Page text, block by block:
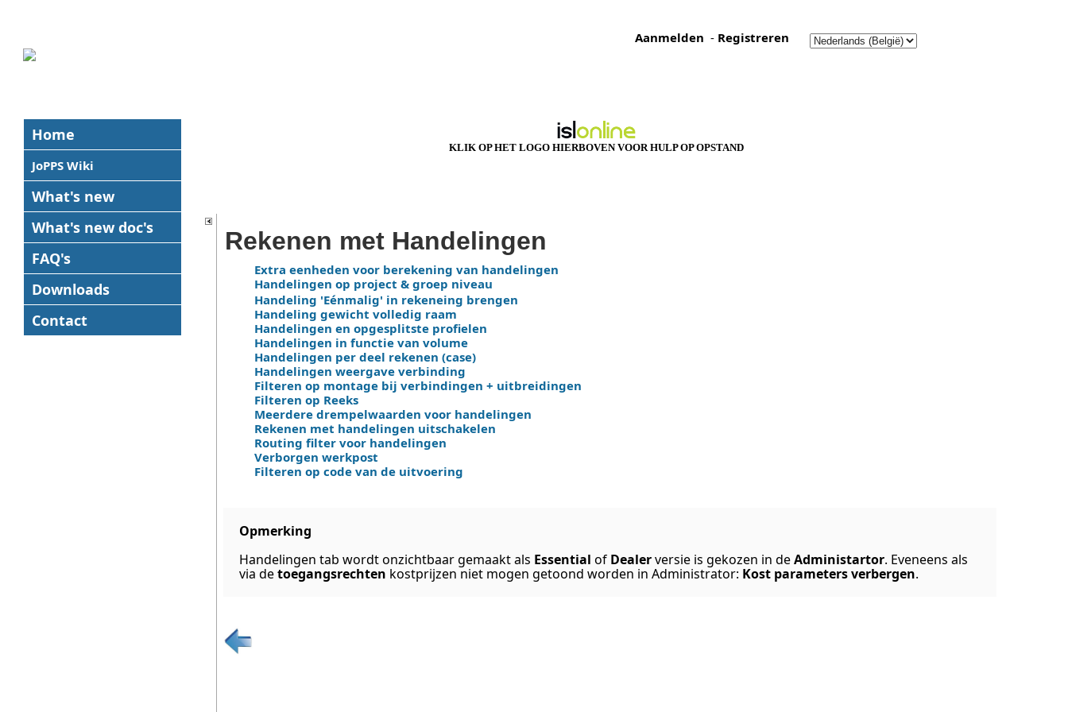
Aanmelden - Registreren
Home
JoPPS Wiki
What's new
What's new doc's
FAQ's
Downloads
Contact
KLIK OP HET LOGO HIERBOVEN VOOR HULP OP OPSTAND
Rekenen met Handelingen
Extra eenheden voor berekening van handelingen
Handelingen op project & groep niveau
Handeling 'Eénmalig' in rekeneing brengen
Handeling gewicht volledig raam
Handelingen en opgesplitste profielen
Handelingen in functie van volume
Handelingen per deel rekenen (case)
Handelingen weergave verbinding
Filteren op montage bij verbindingen + uitbreidingen
Filteren op Reeks
Meerdere drempelwaarden voor handelingen
Rekenen met handelingen uitschakelen
Routing filter voor handelingen
Verborgen werkpost
Filteren op code van de uitvoering
Opmerking
Handelingen tab wordt onzichtbaar gemaakt als Essential of Dealerversie is gekozen in deAdministartor. Eveneens als
via detoegangsrechten kostprijzen niet mogen getoond worden in Administrator: Kost parameters verbergen.